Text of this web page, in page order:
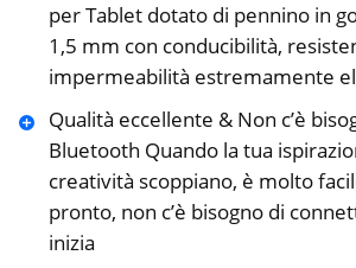
per Tablet dotato di pennino in
1,5 mm con conducibilità,
impermeabilità estremamente
Qualità eccellente & Non c’è
Bluetooth Quando la tua
creatività scoppiano, è molto
pronto, non c’è bisogno di
inizia